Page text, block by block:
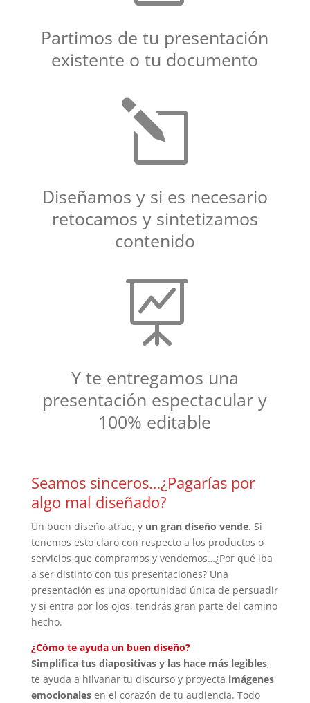
Partimos de tu presentación
existente o tu documento
l
Diseñamos y si es necesario
retocamos y sintetizamos
contenido

Y te entregamos una
presentación espectacular y
100% editable
Seamos sinceros…¿Pagarías por
algo mal diseñado?
Un buen diseño atrae, y un gran diseño vende. Si
tenemos esto claro con respecto a los productos o
servicios que compramos y vendemos…¿Por qué iba
a ser distinto con tus presentaciones? Una
presentación es una oportunidad única de persuadir
y si entra por los ojos, tendrás gran parte del camino
hecho.
¿Cómo te ayuda un buen diseño?
Simplifica tus diapositivas y las hace más legibles,
te ayuda a hilvanar tu discurso y proyecta imágenes
emocionalesen el corazón de tu audiencia. Todo